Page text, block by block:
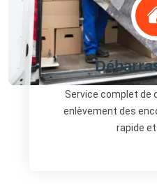
Service complet de
enlèvement des
rapide